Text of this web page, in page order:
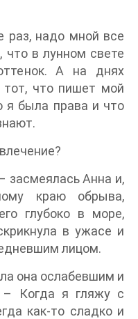
надо мной все
что в лунном свете
А на днях
что пишет мой
я была права и что
засмеялась Анна и,
краю обрыва,
глубоко в море,
в ужасе и
лицом.
она ослабевшим и
– Когда я гляжу с
как-то сладко и